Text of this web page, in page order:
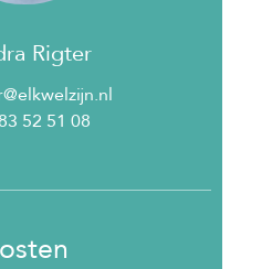
Rigter
52 51 08